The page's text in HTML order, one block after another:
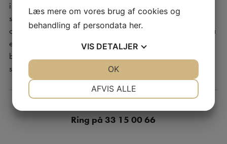
i at instruere i øvelserne. Her kan du også få flere øvelser som
støtter om lige netop dine udfordringer med holdning m.m.,
og øvelserne kan gives med video og tekstinstruktion både på
email og din smartphone. Det kræver dog, at du ringer og
booker en tid, så behandleren har tid til at undersøge dig og
sætte et godt program sammen til dig.
Ring på33 15 00 66
Læs mere om vores brug af cookies og
behandling af persondata her.
VIS DETALJER
MARKETING STATISTIK
AFVIS ALLE
OK